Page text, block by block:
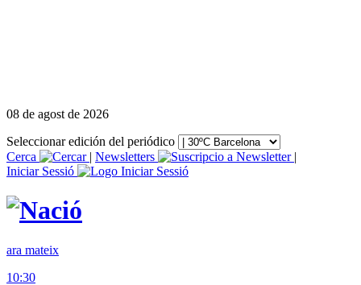
08 de agost de 2026
Seleccionar edición del periódico
Cerca
| Newsletters
|
Iniciar Sessió
ara mateix
10:30